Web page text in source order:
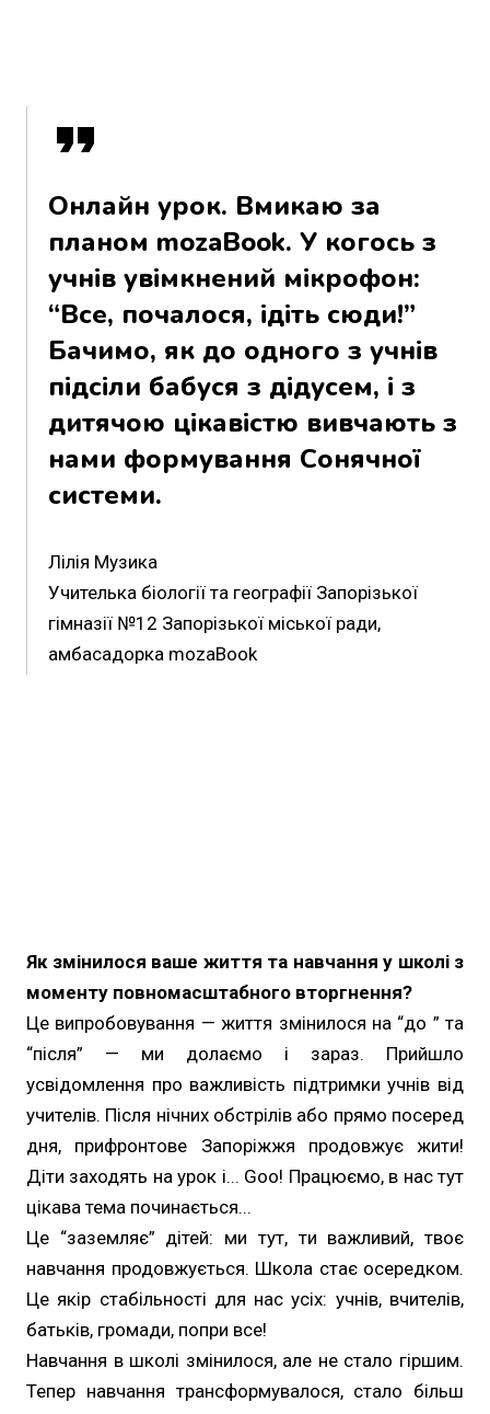
Онлайн урок. Вмикаю за
планом mozaBook. У когось з
учнів увімкнений мікрофон:
“Все, почалося, ідіть сюди!”
Бачимо, як до одного з учнів
підсіли бабуся з дідусем, і з
дитячою цікавістю вивчають з
нами формування Сонячної
системи.
Лілія Музика
Учителька біології та географії Запорізької
гімназії №12 Запорізької міської ради,
амбасадорка mozaBook
Як змінилося ваше життя та навчання у школі з
моменту повномасштабного вторгнення?
Це випробовування — життя змінилося на “до ” та
“після” — ми долаємо і зараз. Прийшло
усвідомлення про важливість підтримки учнів від
учителів. Після нічних обстрілів або прямо посеред
дня, прифронтове Запоріжжя продовжує жити!
Діти заходять на урок і... Goo! Працюємо, в нас тут
цікава тема починається...
Це “заземляє” дітей: ми тут, ти важливий, твоє
навчання продовжується. Школа стає осередком.
Це якір стабільності для нас усіх: учнів, вчителів,
батьків, громади, попри все!
Навчання в школі змінилося, але не стало гіршим.
Тепер навчання трансформувалося, стало більш